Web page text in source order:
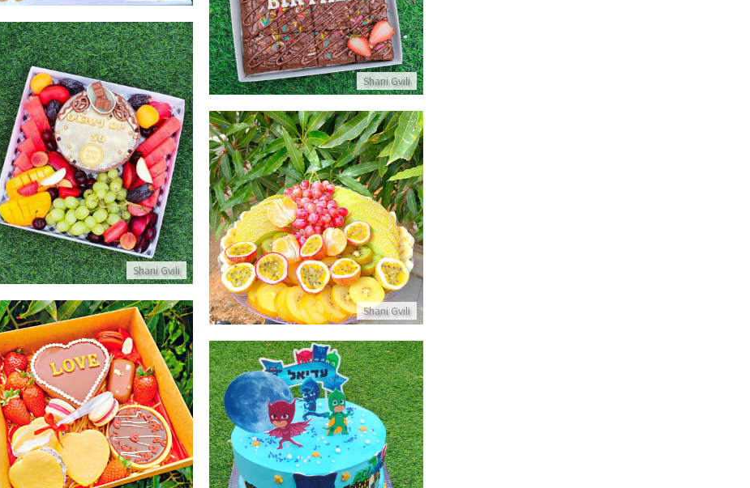
Shani Gvili
פרטים נוספים
Shani Gvili
מארז פירות ועוגה ליום נישואין
פרטים נוספים
Shani Gvili
מגש פירות
פרטים נוספים
מארז פירות וקינוחים ליום אהבה
פרטים נוספים עוגת כוח פיגיי
פרטים נוספים